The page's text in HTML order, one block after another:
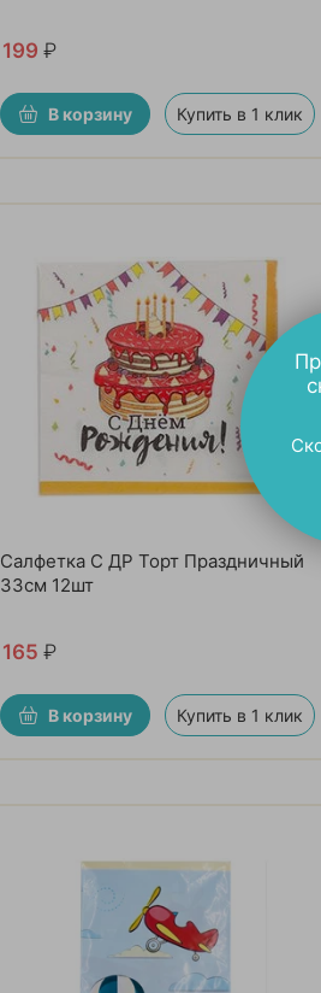
199 ₽
В корзину Купить в 1 клик
Салфетка С ДР Торт Праздничный
33см 12шт
165 ₽
В корзину Купить в 1 клик